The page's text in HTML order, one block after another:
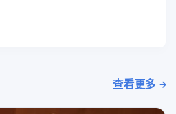
查看更多